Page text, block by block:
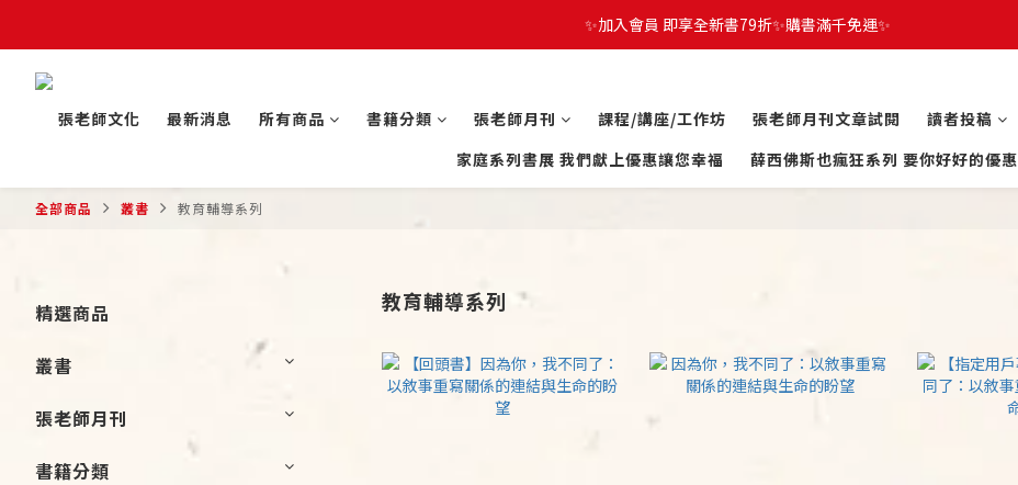
✨加入會員 即享全新書79折✨購書滿千免運✨
張老師文化 最新消息 所有商品 書籍分類 張老師月刊 課程/講座/工作坊 張老師月刊文章試閱 讀者投稿
家庭系列書展 我們獻上優惠讓您幸福
薛西佛斯也瘋狂系列 要你好好的優惠
全部商品 叢書 教育輔導系列
精選商品
叢書
張老師月刊
書籍分類
教育輔導系列